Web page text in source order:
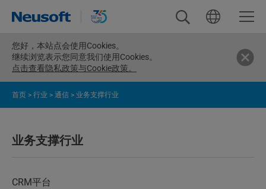
您好， 本站点会使用Cookies。
继续浏览表示您同意我们使用Cookies。
点击查看隐私政策与Cookie政策。
首页 > 行业 > 通信 > 业务支撑行业
业务支撑行业
CRM平台